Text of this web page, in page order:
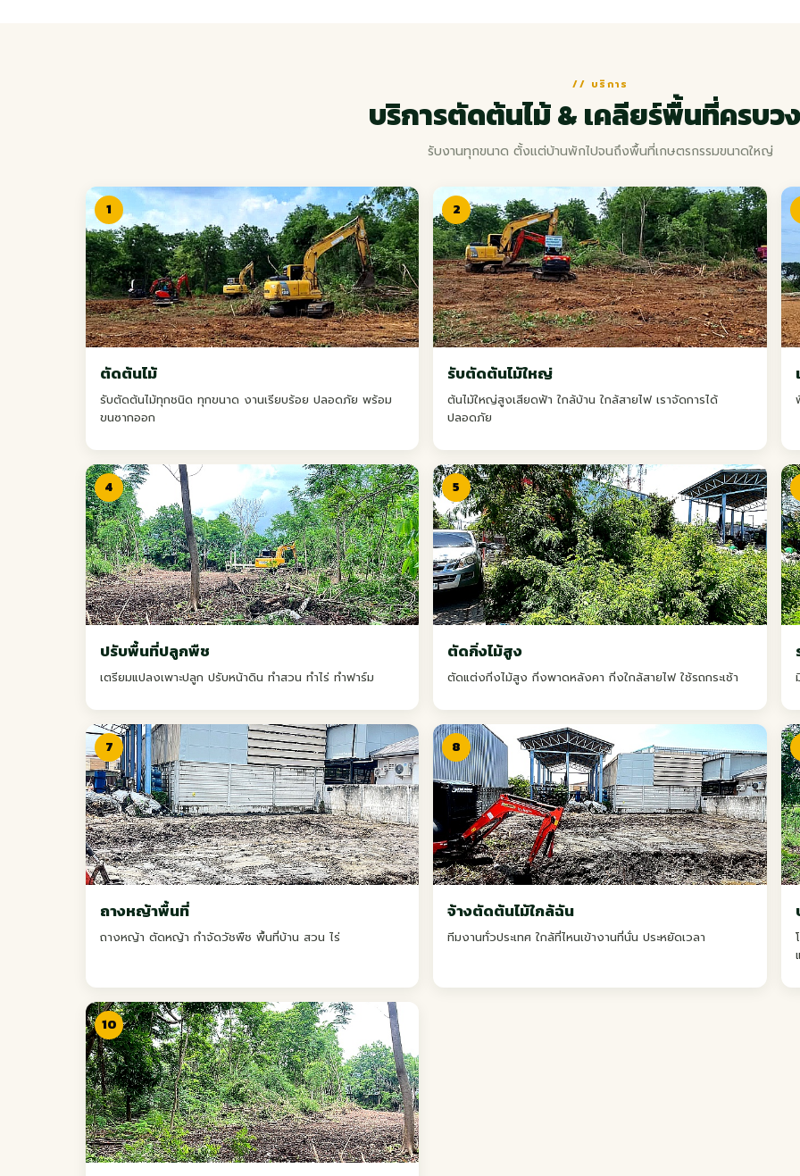
// บริการ
บริการตัดต้นไม้ & เคลียร์พื้นที่ครบว
รับงานทุกขนาด ตั้งแต่บ้านพักไปจนถึงพื้นที่เกษตรกรรมขนาดใหญ่
1
ตัดต้นไม้
รับตัดต้นไม้ทุกชนิด ทุกขนาด งานเรียบร้อย ปลอดภัย พร้อม
ขนซากออก
2
รับตัดต้นไม้ใหญ่
ต้นไม้ใหญ่สูงเสียดฟ้า ใกล้บ้าน ใกล้สายไฟ เราจัดการได้
ปลอดภัย
4
ปรับพื้นที่ปลูกพืช
เตรียมแปลงเพาะปลูก ปรับหน้าดิน ทำสวน ทำไร่ ทำฟาร์ม
5
ตัดกิ่งไม้สูง
ตัดแต่งกิ่งไม้สูง กิ่งพาดหลังคา กิ่งใกล้สายไฟ ใช้รถกระเช้า
7
ถางหญ้าพื้นที่
ถางหญ้า ตัดหญ้า กำจัดวัชพืช พื้นที่บ้าน สวน ไร่
8
จ้างตัดต้นไม้ใกล้ฉัน
ทีมงานทั่วประเทศ ใกล้ที่ไหนเข้างานที่นั่น ประหยัดเวลา
10